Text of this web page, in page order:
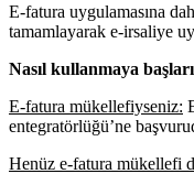
E-fatura uygulamasına
tamamlayarak e-irsaliye
Nasıl kullanmaya
E-fatura mükellefiyseniz:
entegratörlüğü’ne
Henüz e-fatura mükellefi